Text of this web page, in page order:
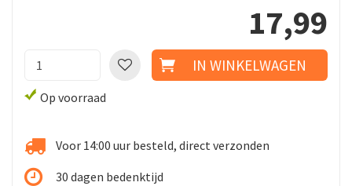
17,99
Op voorraad
Voor 14:00 uur besteld, direct verzonden
30 dagen bedenktijd